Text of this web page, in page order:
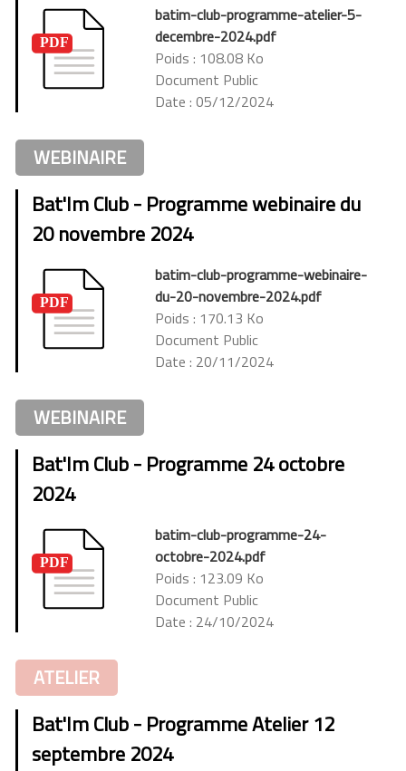
batim-club-programme-atelier-5-
decembre-2024.pdf
Poids : 108.08 Ko
Document Public
Date : 05/12/2024
WEBINAIRE
Bat'Im Club - Programme webinaire du
20 novembre 2024
batim-club-programme-webinaire-
du-20-novembre-2024.pdf
Poids : 170.13 Ko
Document Public
Date : 20/11/2024
WEBINAIRE
Bat'Im Club - Programme 24 octobre
2024
batim-club-programme-24-
octobre-2024.pdf
Poids : 123.09 Ko
Document Public
Date : 24/10/2024
ATELIER
Bat'Im Club - Programme Atelier 12
septembre 2024